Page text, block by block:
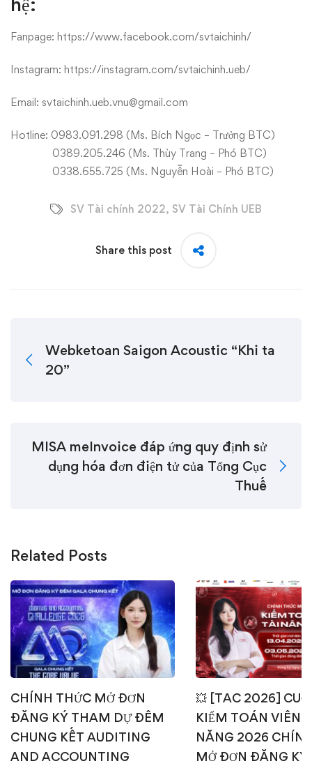
Fanpage: https://www.facebook.com/svtaichinh/
Instagram: https://instagram.com/svtaichinh.ueb/
Email: svtaichinh.ueb.vnu@gmail.com
Hotline: 0983.091.298 (Ms. Bích Ngọc – Trưởng BTC)
0389.205.246 (Ms. Thùy Trang – Phó BTC)
0338.655.725 (Ms. Nguyễn Hoài – Phó BTC)
SV Tài chính 2022, SV Tài Chính UEB
Share this post
Webketoan Saigon Acoustic “Khi ta
20”
MISA meInvoice đáp ứng quy định sử
dụng hóa đơn điện tử của Tổng Cục
Thuế
Related Posts
CHÍNH THỨC MỞ ĐƠN
ĐĂNG KÝ THAM DỰ ĐÊM
CHUNG KẾT AUDITING
AND ACCOUNTING
💥 [TAC 2026]
KIỂM TOÁN VIÊN
NĂNG 2026
MỞ ĐƠN ĐĂNG KÝ